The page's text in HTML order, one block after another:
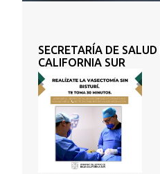
SECRETARÍA DE
CALIFORNIA SUR